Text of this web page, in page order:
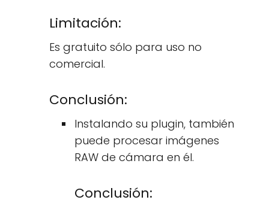
Limitación:
Es gratuito sólo para uso no
comercial.
Conclusión:
Instalando su plugin, también
puede procesar imágenes
RAW de cámara en él.
Conclusión: